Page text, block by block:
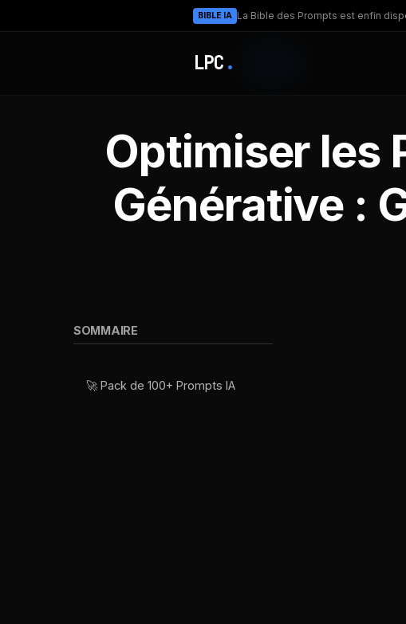
BIBLE IA La Bible des Prompts est enfin
LPC .
Optimiser les
Générative :
SOMMAIRE
🚀 Pack de 100+ Prompts IA